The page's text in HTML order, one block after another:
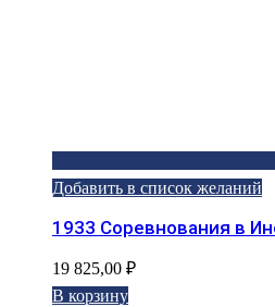
Добавить в список желаний
1933 Соревнования в
19 825,00 ₽
В корзину